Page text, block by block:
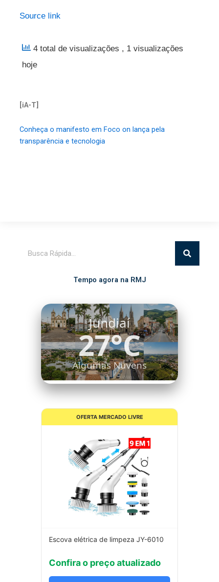
Source link
4 total de visualizações , 1 visualizações
hoje
[iA-T]
Conheça o manifesto em Foco on lança pela
transparência e tecnologia
Tempo agora na RMJ
Itatiba
26°C
Céu Limpo
OFERTA MERCADO LIVRE
Escova elétrica de limpeza JY-6010
Confira o preço atualizado